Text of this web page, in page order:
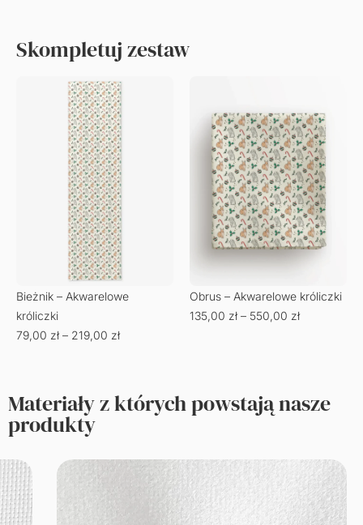
Skompletuj zestaw
Bieżnik – Akwarelowe
króliczki
79,00 zł – 219,00 zł
Obrus – Akwarelowe króliczki
135,00 zł – 550,00 zł
Materiały z których powstają nasze
produkty